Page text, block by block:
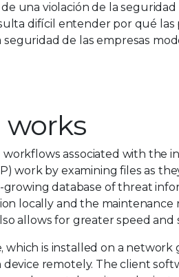
una violación de la seguridad
difícil entender por qué las
de las empresas
associated with the
work by examining files as
database of threat
locally and the maintenance
allows for greater speed and
is installed on a network
remotely. The client